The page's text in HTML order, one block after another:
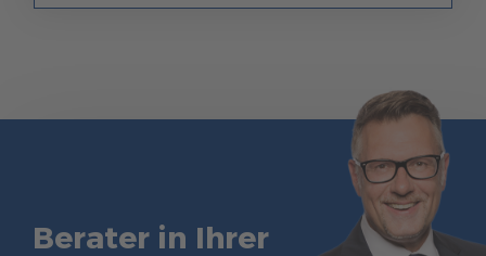
Berater in Ihrer